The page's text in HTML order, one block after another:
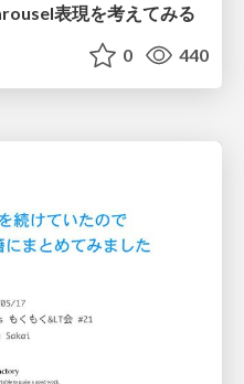
表現を考えてみる
0 440